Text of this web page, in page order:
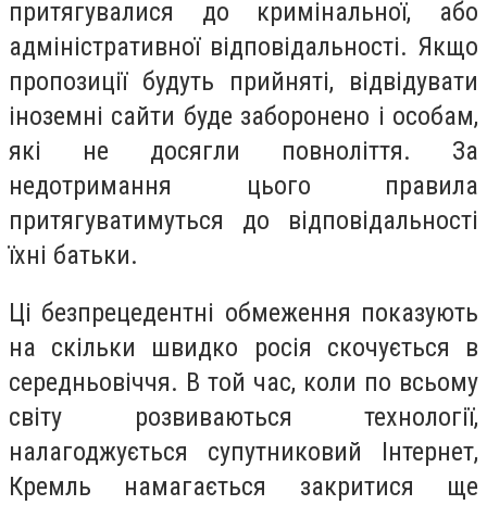
притягувалися до кримінальної, або
адміністративної відповідальності. Якщо
пропозиції будуть прийняті, відвідувати
іноземні сайти буде заборонено і особам,
які не досягли повноліття. За
недотримання цього правила
притягуватимуться до відповідальності
їхні батьки.
Ці безпрецедентні обмеження показують
на скільки швидко росія скочується в
середньовіччя. В той час, коли по всьому
світу розвиваються технології,
налагоджується супутниковий Інтернет,
Кремль намагається закритися ще